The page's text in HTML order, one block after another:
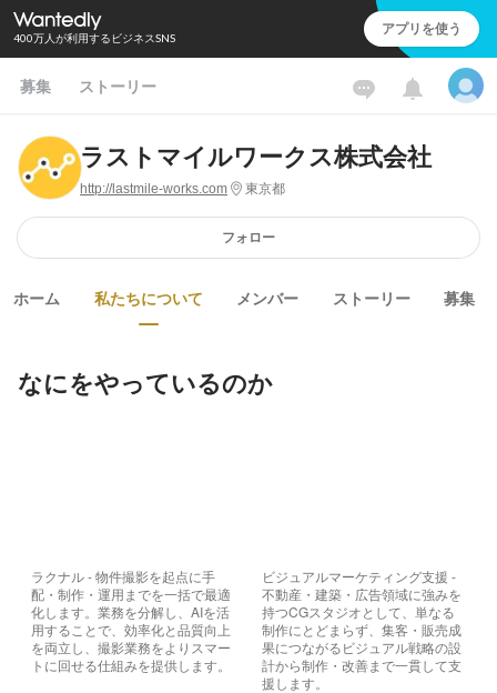
400万人が利用するビジネスSNS アプリを使う
募集 ストーリー
ラストマイルワークス株式会社
http://lastmile-works.com 東京都
フォロー
ホーム 私たちについて メンバー ストーリー 募集
なにをやっているのか
ラクナル - 物件撮影を起点に手
配・制作・運用までを一括で最適
化します。業務を分解し、AIを活
用することで、効率化と品質向上
を両立し、撮影業務をよりスマー
トに回せる仕組みを提供します。
ビジュアルマーケティング支援 -
不動産・建築・広告領域に強みを
持つCGスタジオとして、単なる
制作にとどまらず、集客・販売成
果につながるビジュアル戦略の設
計から制作・改善まで一貫して支
援します。